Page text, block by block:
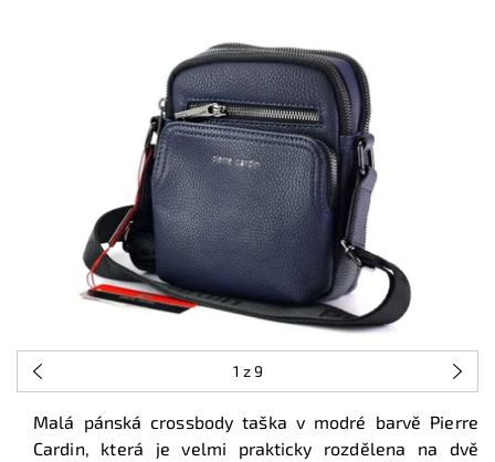
1 z 9
Malá pánská crossbody taška v modré barvě Pierre
Cardin, která je velmi prakticky rozdělena na dvě